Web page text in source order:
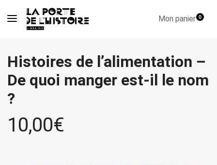
Mon panier0
Histoires de l’alimentation –
De quoi manger est-il le nom
?
10,00€